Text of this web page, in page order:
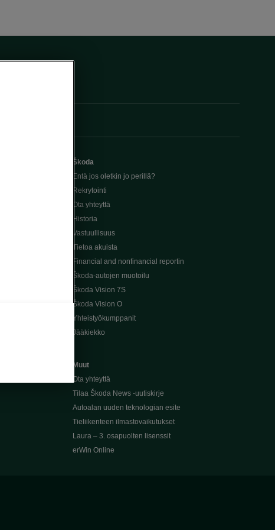
Škoda
Entä jos oletkin jo perillä?
Rekrytointi
Ota yhteyttä
Historia
Vastuullisuus
Tietoa akuista
Financial and nonfinancial reportin
Škoda-autojen muotoilu
Škoda Vision 7S
Škoda Vision O
Yhteistyökumppanit
Jääkiekko
Muut
Ota yhteyttä
Tilaa Škoda News -uutiskirje
Autoalan uuden teknologian esite
Tieliikenteen ilmastovaikutukset
Laura – 3. osapuolten lisenssit
erWin Online